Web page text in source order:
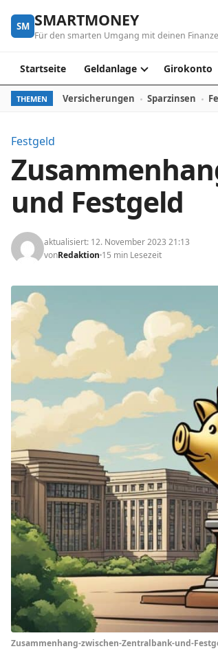
SM SMARTMONEY
Für den smarten Umgang mit deinen
Startseite Geldanlage Girokonto
THEMEN Versicherungen Sparzinsen
Festgeld
und Festgeld
aktualisiert: 12. November 2023 21:13
vonRedaktion 15 min Lesezeit
Zusammenhang-zwischen-Zentralbank-und-